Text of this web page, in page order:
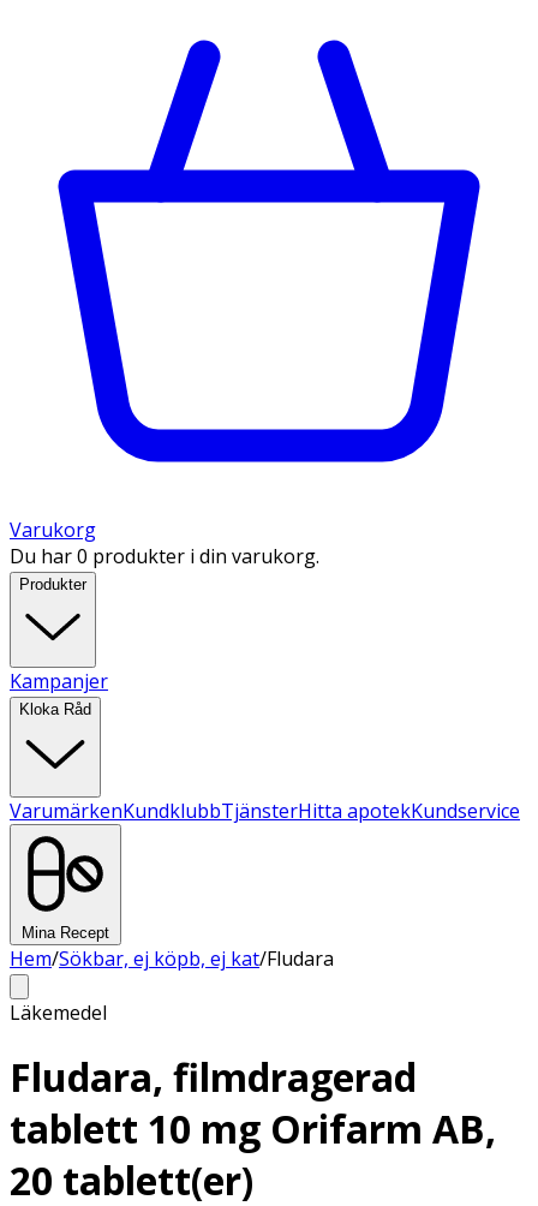
Varukorg
Du har 0 produkter i din varukorg.
Produkter
Kampanjer
Kloka Råd
VarumärkenKundklubbTjänsterHitta apotekKundservice
Mina Recept
Hem/Sökbar, ej köpb, ej kat/Fludara
Läkemedel
Fludara, filmdragerad
tablett 10 mg Orifarm AB,
20 tablett(er)